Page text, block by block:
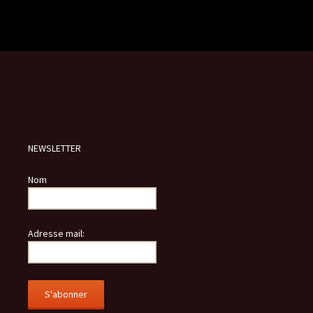
NEWSLETTER
Nom
Adresse mail: